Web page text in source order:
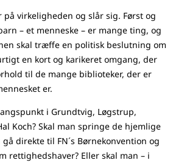
på virkeligheden og slår sig. Først og
– et menneske – er mange ting, og
skal træffe en politisk beslutning om
en kort og karikeret omgang, der
til de mange biblioteker, der er
er.
i Grundtvig, Løgstrup,
Koch? Skal man springe de hjemlige
direkte til FN´s Børnekonvention og
rettighedshaver? Eller skal man – i